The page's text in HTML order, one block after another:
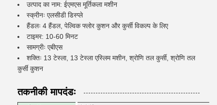
उत्पाद का नाम: ईएमएस मूर्तिकला मशीन
स्क्रीनः एलसीडी डिस्प्ले
हैंडलः 4 हैंडल, पेल्विक फ्लोर कुशन और कुर्सी विकल्प के लिए
टाइमर: 10-60 मिनट
सामग्रीः एबीएस
शक्तिः 13 टेस्ला, 13 टेस्ला एस्लिम मशीन, श्रोणि तल कुर्सी, श्रोणि तल
कुर्सी कुशन
तकनीकी मापदंडः